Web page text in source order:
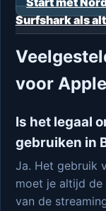
Surfshark als
voor
Is het legaal
gebruiken in
Ja. Het gebruik
moet je altijd
van de